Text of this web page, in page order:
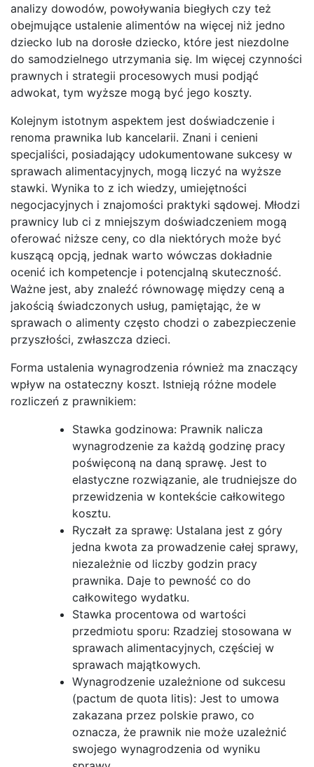
analizy dowodów, powoływania biegłych czy też
obejmujące ustalenie alimentów na więcej niż jedno
dziecko lub na dorosłe dziecko, które jest niezdolne
do samodzielnego utrzymania się. Im więcej czynności
prawnych i strategii procesowych musi podjąć
adwokat, tym wyższe mogą być jego koszty.
Kolejnym istotnym aspektem jest doświadczenie i
renoma prawnika lub kancelarii. Znani i cenieni
specjaliści, posiadający udokumentowane sukcesy w
sprawach alimentacyjnych, mogą liczyć na wyższe
stawki. Wynika to z ich wiedzy, umiejętności
negocjacyjnych i znajomości praktyki sądowej. Młodzi
prawnicy lub ci z mniejszym doświadczeniem mogą
oferować niższe ceny, co dla niektórych może być
kuszącą opcją, jednak warto wówczas dokładnie
ocenić ich kompetencje i potencjalną skuteczność.
Ważne jest, aby znaleźć równowagę między ceną a
jakością świadczonych usług, pamiętając, że w
sprawach o alimenty często chodzi o zabezpieczenie
przyszłości, zwłaszcza dzieci.
Forma ustalenia wynagrodzenia również ma znaczący
wpływ na ostateczny koszt. Istnieją różne modele
rozliczeń z prawnikiem:
Stawka godzinowa: Prawnik nalicza
wynagrodzenie za każdą godzinę pracy
poświęconą na daną sprawę. Jest to
elastyczne rozwiązanie, ale trudniejsze do
przewidzenia w kontekście całkowitego
kosztu.
Ryczałt za sprawę: Ustalana jest z góry
jedna kwota za prowadzenie całej sprawy,
niezależnie od liczby godzin pracy
prawnika. Daje to pewność co do
całkowitego wydatku.
Stawka procentowa od wartości
przedmiotu sporu: Rzadziej stosowana w
sprawach alimentacyjnych, częściej w
sprawach majątkowych.
Wynagrodzenie uzależnione od sukcesu
(pactum de quota litis): Jest to umowa
zakazana przez polskie prawo, co
oznacza, że prawnik nie może uzależnić
swojego wynagrodzenia od wyniku